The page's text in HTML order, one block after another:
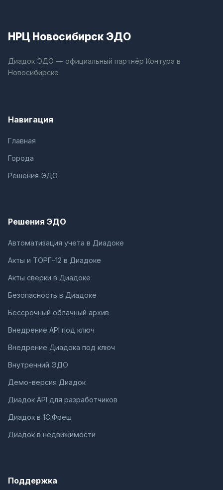
НРЦ Новосибирск ЭДО
Диадок ЭДО — официальный партнёр Контура в
Новосибирске
Навигация
Главная
Города
Решения ЭДО
Решения ЭДО
Автоматизация учета в Диадоке
Акты и ТОРГ-12 в Диадоке
Акты сверки в Диадоке
Безопасность в Диадоке
Бессрочный облачный архив
Внедрение API под ключ
Внедрение Диадока под ключ
Внутренний ЭДО
Демо-версия Диадок
Диадок API для разработчиков
Диадок в 1С:Фреш
Диадок в недвижимости
Поддержка